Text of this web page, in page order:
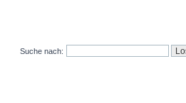
Suche nach: